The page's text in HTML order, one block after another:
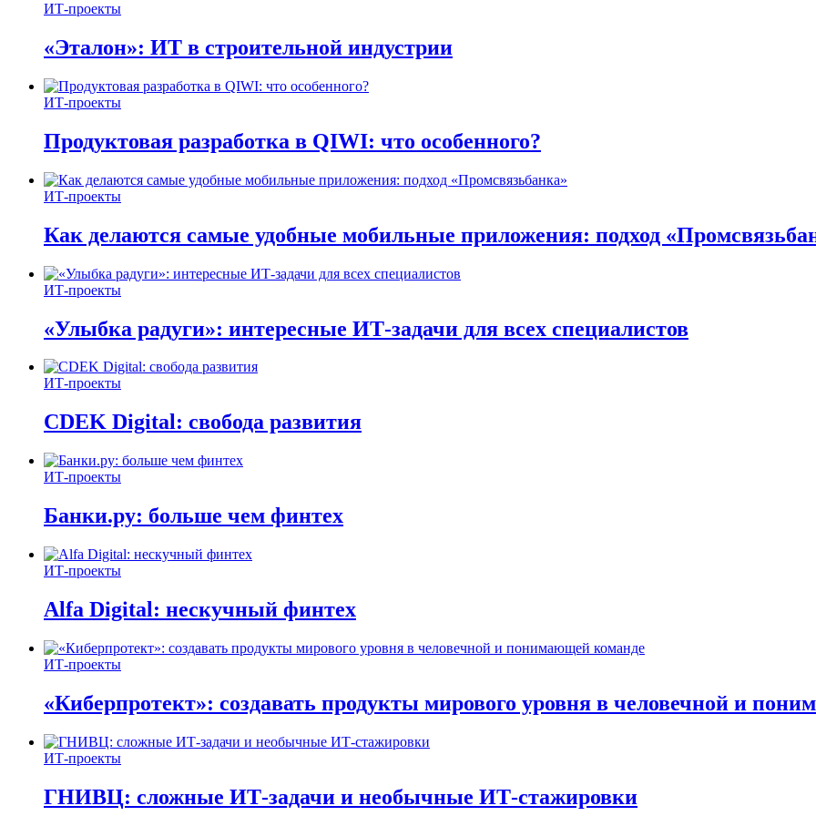
ИТ-проекты
«Эталон»: ИТ в строительной индустрии
ИТ-проекты
Продуктовая разработка в QIWI: что особенного?
ИТ-проекты
Как делаются самые удобные мобильные приложения: подход
ИТ-проекты
«Улыбка радуги»: интересные ИТ-задачи для всех специалистов
ИТ-проекты
CDEK Digital: свобода развития
ИТ-проекты
Банки.ру: больше чем финтех
ИТ-проекты
Alfa Digital: нескучный финтех
ИТ-проекты
«Киберпротект»: создавать продукты мирового уровня в человечной и
ИТ-проекты
ГНИВЦ: сложные ИТ‑задачи и необычные ИТ‑стажировки